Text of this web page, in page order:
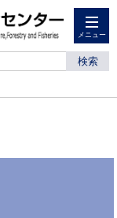
メニュー
検索